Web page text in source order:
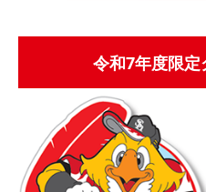
令和7年度限